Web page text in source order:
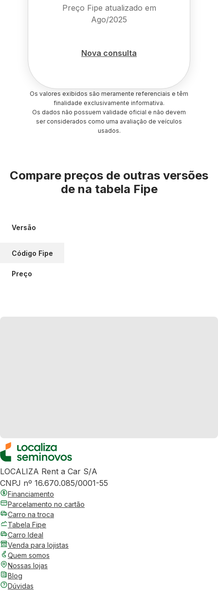
Preço Fipe atualizado em
Ago/2025
Nova consulta
Os valores exibidos são meramente referenciais e têm
finalidade exclusivamente informativa.
Os dados não possuem validade oficial e não devem
ser considerados como uma avaliação de veículos
usados.
Compare preços de outras versões
de na tabela Fipe
Versão
Código Fipe
Preço
LOCALIZA Rent a Car S/A
CNPJ nº 16.670.085/0001-55
Financiamento
Parcelamento no cartão
Carro na troca
Tabela Fipe
Carro Ideal
Venda para lojistas
Quem somos
Nossas lojas
Blog
Dúvidas